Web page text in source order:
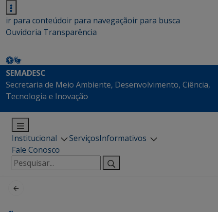
ir para conteúdoir para navegaçãoir para busca
Ouvidoria Transparência
SEMADESC
Secretaria de Meio Ambiente, Desenvolvimento, Ciência,
Tecnologia e Inovação
Institucional ServiçosInformativos
Fale Conosco
Pesquisar
por: